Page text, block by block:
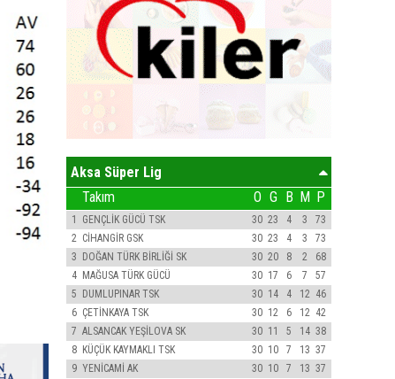
Aksa Süper Lig
Takım O G B M P
1 GENÇLİK GÜCÜ TSK 30 23 4 3
73
2 CİHANGİR GSK 30 23 4 3
73
3 DOĞAN TÜRK BİRLİĞİ SK 30 20 8 2
68
4 MAĞUSA TÜRK GÜCÜ 30 17 6 7
57
5 DUMLUPINAR TSK 30 14 4 12 46
6 ÇETİNKAYA TSK 30 12 6 12 42
7 ALSANCAK YEŞİLOVA SK 30 11 5 14 38
8 KÜÇÜK KAYMAKLI TSK 30 10 7 13 37
9 YENİCAMİ AK 30 10 7 13 37